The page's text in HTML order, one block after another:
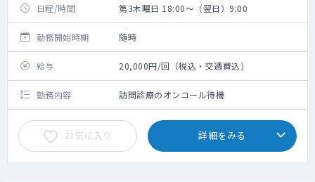
日程/時間 第3木曜日 18:00～（翌日）9:00
勤務開始時期 随時
給与 20,000円/回（税込・交通費込）
勤務内容 訪問診療のオンコール待機
お気に入り 詳細をみる